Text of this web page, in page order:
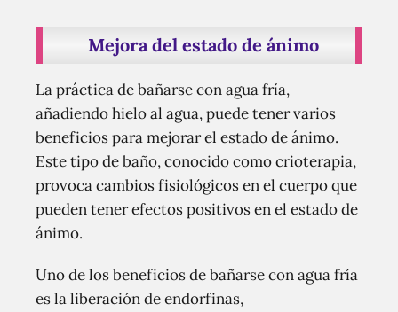
Mejora del estado de ánimo
La práctica de bañarse con agua fría,
añadiendo hielo al agua, puede tener varios
beneficios para mejorar el estado de ánimo.
Este tipo de baño, conocido como crioterapia,
provoca cambios fisiológicos en el cuerpo que
pueden tener efectos positivos en el estado de
ánimo.
Uno de los beneficios de bañarse con agua fría
es la liberación de endorfinas,